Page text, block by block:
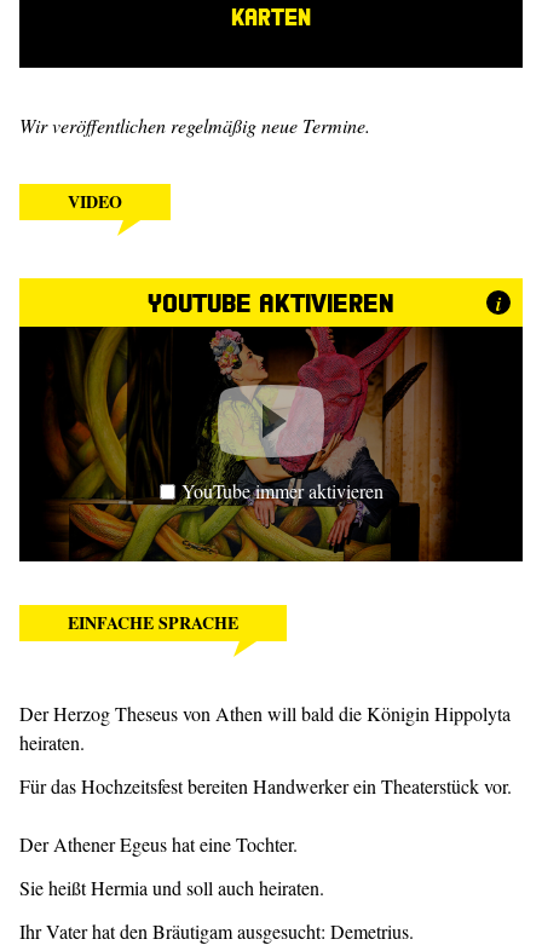
KARTEN
Wir veröffentlichen regelmäßig neue Termine.
VIDEO
YouTube aktivieren i
YouTube immer aktivieren
EINFACHE SPRACHE
Der Herzog Theseus von Athen will bald die Königin Hippolyta
heiraten.
Für das Hochzeitsfest bereiten Handwerker ein Theaterstück vor.
Der Athener Egeus hat eine Tochter.
Sie heißt Hermia und soll auch heiraten.
Ihr Vater hat den Bräutigam ausgesucht: Demetrius.